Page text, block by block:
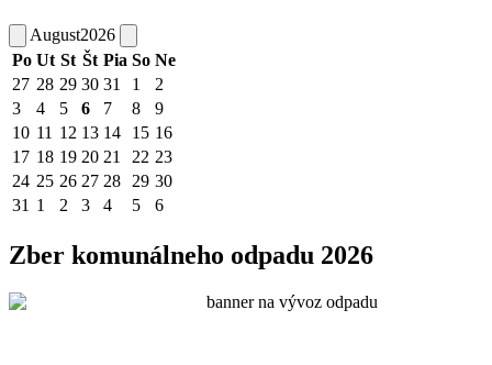
August2026
Po Ut St Št Pia So Ne
27 28 29 30 31 1
2
3
4 5 6 7 8
9
10 11 12 13 14 15 16
17 18 19 20 21 22 23
24 25 26 27 28 29 30
31 1 2 3 4 5 6
Zber komunálneho odpadu 2026